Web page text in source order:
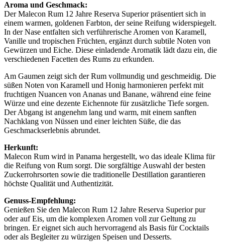
Aroma und Geschmack:
Der Malecon Rum 12 Jahre Reserva Superior präsentiert sich in
einem warmen, goldenen Farbton, der seine Reifung widerspiegelt.
In der Nase entfalten sich verführerische Aromen von Karamell,
Vanille und tropischen Früchten, ergänzt durch subtile Noten von
Gewürzen und Eiche. Diese einladende Aromatik lädt dazu ein, die
verschiedenen Facetten des Rums zu erkunden.
Am Gaumen zeigt sich der Rum vollmundig und geschmeidig. Die
süßen Noten von Karamell und Honig harmonieren perfekt mit
fruchtigen Nuancen von Ananas und Banane, während eine feine
Würze und eine dezente Eichennote für zusätzliche Tiefe sorgen.
Der Abgang ist angenehm lang und warm, mit einem sanften
Nachklang von Nüssen und einer leichten Süße, die das
Geschmackserlebnis abrundet.
Herkunft:
Malecon Rum wird in Panama hergestellt, wo das ideale Klima für
die Reifung von Rum sorgt. Die sorgfältige Auswahl der besten
Zuckerrohrsorten sowie die traditionelle Destillation garantieren
höchste Qualität und Authentizität.
Genuss-Empfehlung:
Genießen Sie den Malecon Rum 12 Jahre Reserva Superior pur
oder auf Eis, um die komplexen Aromen voll zur Geltung zu
bringen. Er eignet sich auch hervorragend als Basis für Cocktails
oder als Begleiter zu würzigen Speisen und Desserts.